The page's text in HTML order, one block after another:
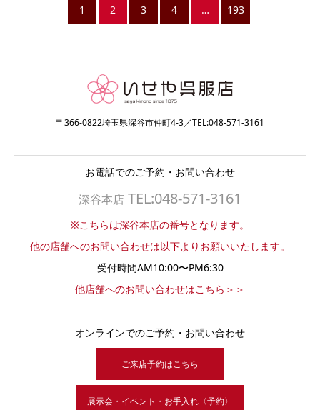
1 2 3 4 … 193
〒366-0822埼玉県深谷市仲町4-3／TEL:048-571-3161
お電話でのご予約・お問い合わせ
深谷本店 TEL:048-571-3161
※こちらは深谷本店の番号となります。
他の店舗へのお問い合わせは以下よりお願いいたします。
受付時間AM10:00〜PM6:30
他店舗へのお問い合わせはこちら＞＞
オンラインでのご予約・お問い合わせ
ご来店予約はこちら
展示会・イベント・お手入れ〈予約〉